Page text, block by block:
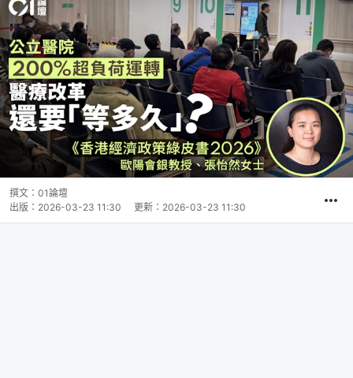
撰文： 01論壇
出版： 2026-03-23 11:30 更新： 2026-03-23 11:30